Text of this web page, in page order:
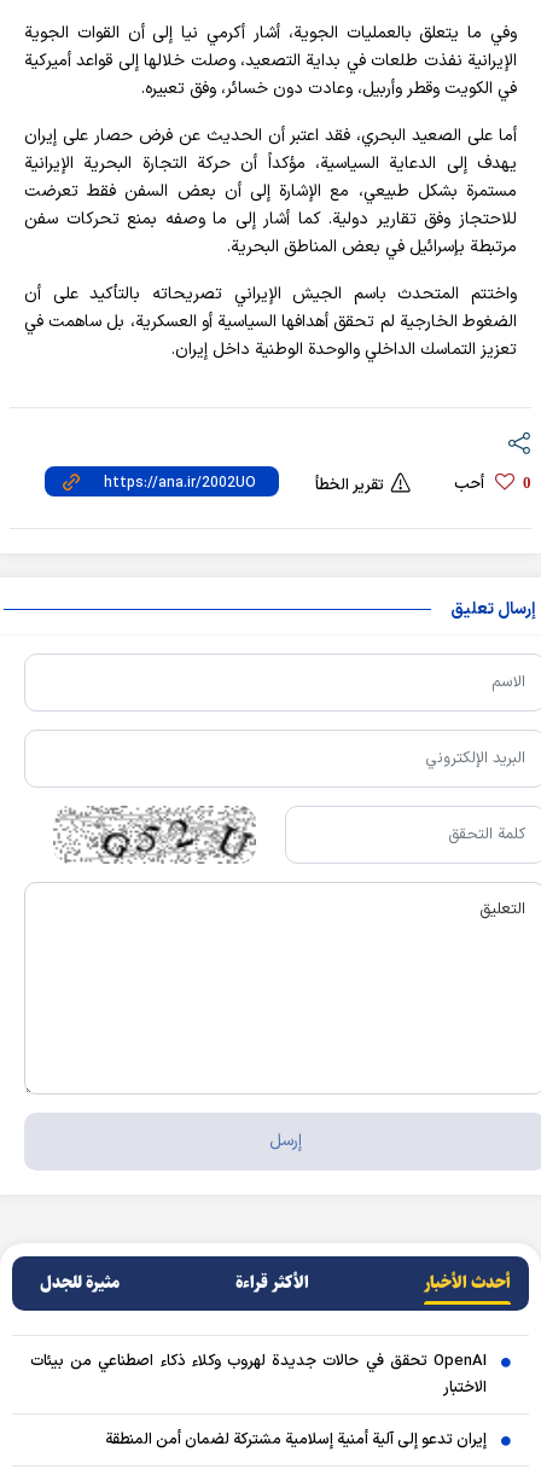
وفي ما يتعلق بالعمليات الجوية، أشار أكرمي نيا إلى أن القوات الجوية
الإيرانية نفذت طلعات في بداية التصعيد، وصلت خلالها إلى قواعد أميركية
في الكويت وقطر وأربيل، وعادت دون خسائر، وفق تعبيره.
أما على الصعيد البحري، فقد اعتبر أن الحديث عن فرض حصار على إيران
يهدف إلى الدعاية السياسية، مؤكداً أن حركة التجارة البحرية الإيرانية
مستمرة بشكل طبيعي، مع الإشارة إلى أن بعض السفن فقط تعرضت
للاحتجاز وفق تقارير دولية. كما أشار إلى ما وصفه بمنع تحركات سفن
مرتبطة بإسرائيل في بعض المناطق البحرية.
واختتم المتحدث باسم الجيش الإيراني تصريحاته بالتأكيد على أن
الضغوط الخارجية لم تحقق أهدافها السياسية أو العسكرية، بل ساهمت في
تعزيز التماسك الداخلي والوحدة الوطنية داخل إيران.
0 أحب تقرير الخطأ
إرسال تعليق
أحدث الأخبار الأکثر قراءة مثيرة للجدل
OpenAI تحقق في حالات جديدة لهروب وكلاء ذكاء اصطناعي من بيئات
الاختبار
إيران تدعو إلى آلية أمنية إسلامية مشتركة لضمان أمن المنطقة